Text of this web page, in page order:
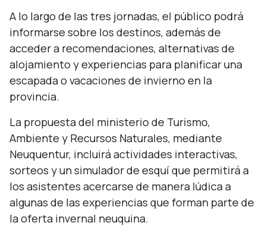
A lo largo de las tres jornadas, el público podrá
informarse sobre los destinos, además de
acceder a recomendaciones, alternativas de
alojamiento y experiencias para planificar una
escapada o vacaciones de invierno en la
provincia.
La propuesta del ministerio de Turismo,
Ambiente y Recursos Naturales, mediante
Neuquentur, incluirá actividades interactivas,
sorteos y un simulador de esquí que permitirá a
los asistentes acercarse de manera lúdica a
algunas de las experiencias que forman parte de
la oferta invernal neuquina.